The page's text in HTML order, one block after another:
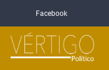
Facebook